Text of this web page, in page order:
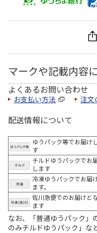
マークや記載内容
よくあるお問い合わせ
お支払い方法 注文
配送情報について
ゆうパック等でお届け
す
チルドゆうパックでお
します
冷凍ゆうパックでお届
ます。
佐川急便でのお届けと
ます
なお、「普通ゆうパック」
のみチルドゆうパック」な